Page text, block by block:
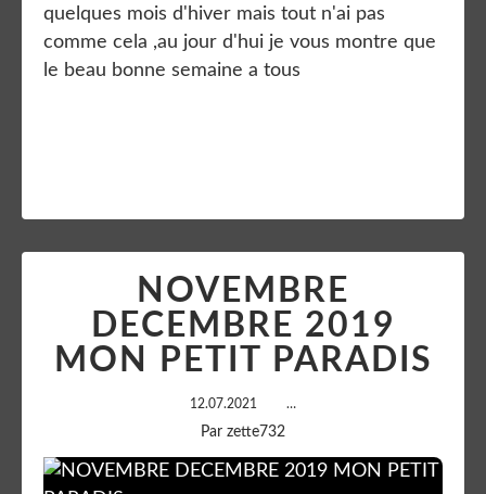
quelques mois d'hiver mais tout n'ai pas
comme cela ,au jour d'hui je vous montre que
le beau bonne semaine a tous
NOVEMBRE
DECEMBRE 2019
MON PETIT PARADIS
12.07.2021 …
Par zette732